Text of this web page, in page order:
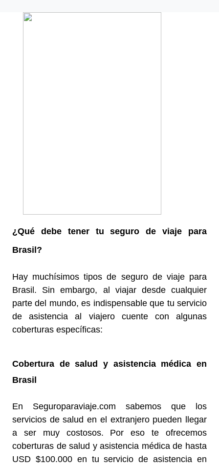
¿Qué debe tener tu seguro de viaje para
Brasil ?
Hay muchísimos tipos de seguro de viaje para
Brasil. Sin embargo, al viajar desde cualquier
parte del mundo, es indispensable que tu servicio
d​​​​​​​e asistencia al viajero cuente con algunas
coberturas específicas:
Cobertura de salud y asistencia médica en
Brasil
En Seguroparaviaje.com sabemos que los
servicios de salud en el extranjero pueden llegar
a ser muy costosos. Por eso te ofrecemos
coberturas de salud y asistencia médica de hasta
USD $100.000 en tu servicio de asistencia en